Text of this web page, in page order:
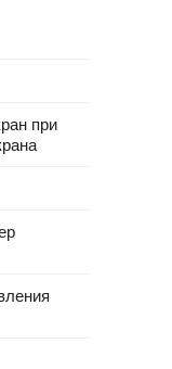
при